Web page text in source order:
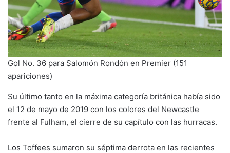
Gol No. 36 para Salomón Rondón en Premier (151
apariciones)
Su último tanto en la máxima categoría británica había sido
el 12 de mayo de 2019 con los colores del Newcastle
frente al Fulham, el cierre de su capítulo con las hurracas.
Los Toffees sumaron su séptima derrota en las recientes